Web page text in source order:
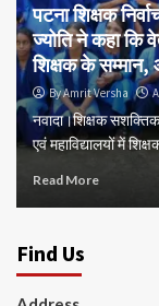
पटना शिक्षक
ज्योति ने कहा कि
शिक्षक के सम्मान,
By Amrit Versha
नवादा।शिक्षक
एवं महाविद्यालयों में
Read More
Find Us